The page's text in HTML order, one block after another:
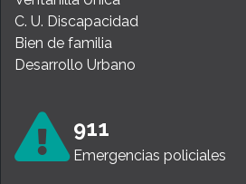
C. U. Discapacidad
Bien de familia
Desarrollo Urbano
911
Emergencias policiales